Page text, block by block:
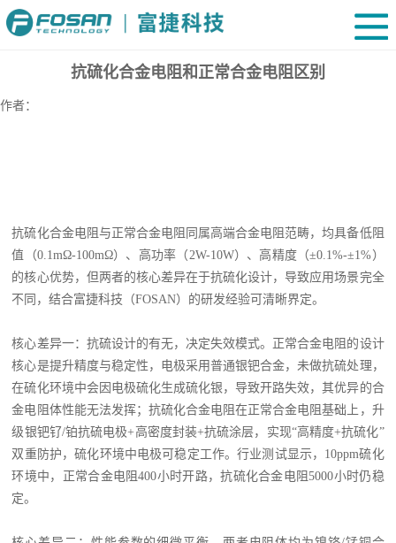
抗硫化合金电阻和正常合金电阻区别
作者：
抗硫化合金电阻与正常合金电阻同属高端合金电阻范畴，均具备低阻
值（0.1mΩ-100mΩ）、高功率（2W-10W）、高精度（±0.1%-±1%）
的核心优势，但两者的核心差异在于抗硫化设计，导致应用场景完全
不同，结合富捷科技（FOSAN）的研发经验可清晰界定。
核心差异一：抗硫设计的有无，决定失效模式。正常合金电阻的设计
核心是提升精度与稳定性，电极采用普通银钯合金，未做抗硫处理，
在硫化环境中会因电极硫化生成硫化银，导致开路失效，其优异的合
金电阻体性能无法发挥；抗硫化合金电阻在正常合金电阻基础上，升
级银钯钌/铂抗硫电极+高密度封装+抗硫涂层，实现“高精度+抗硫化”
双重防护，硫化环境中电极可稳定工作。行业测试显示，10ppm硫化
环境中，正常合金电阻400小时开路，抗硫化合金电阻5000小时仍稳
定。